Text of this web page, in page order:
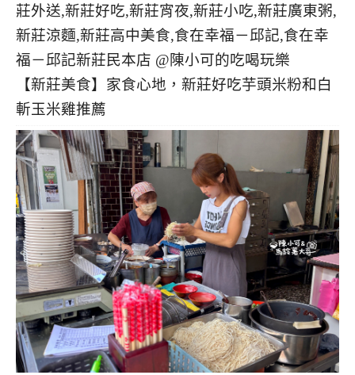
【新莊美食】家食心地，新莊好吃芋頭米粉和白
斬玉米雞推薦